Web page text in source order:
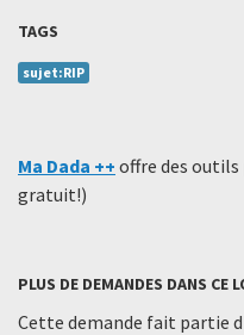
TAGS
sujet:RIP
Ma Dada ++ offre des
gratuit!)
PLUS DE DEMANDES DANS CE
Cette demande fait partie